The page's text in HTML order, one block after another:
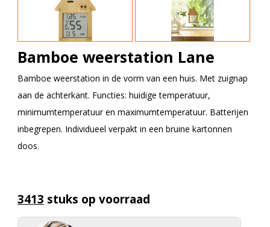
Bamboe weerstation Lane
Bamboe weerstation in de vorm van een huis. Met zuignap
aan de achterkant. Functies: huidige temperatuur,
minimumtemperatuur en maximumtemperatuur. Batterijen
inbegrepen. Individueel verpakt in een bruine kartonnen
doos.
3413 stuks op voorraad